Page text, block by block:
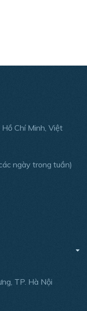
Chí Minh, Việt
ngày trong tuần)
TP. Hà Nội